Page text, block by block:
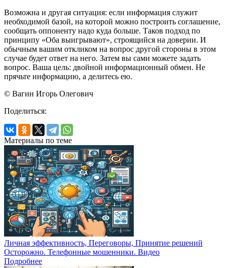
Возможна и другая ситуация: если информация служит
необходимой базой, на которой можно построить соглашение,
сообщать оппоненту надо куда больше. Таков подход по
принципу «Оба выигрывают», строящийся на доверии. И
обычным вашим откликом на вопрос другой стороны в этом
случае будет ответ на него. Затем вы сами можете задать
вопрос. Ваша цель: двойной информационный обмен. Не
прячьте информацию, а делитесь ею.
© Вагин Игорь Олегович
Поделиться:
Материалы по теме
Личная эффективность, Переговоры, Принятие решений
Осторожно. Телефонные мошенники. Видео
Подробнее